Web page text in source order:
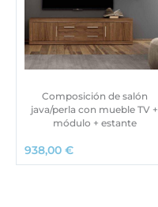
Composición de salón
java/perla con mueble TV +
módulo + estante
938,00 €